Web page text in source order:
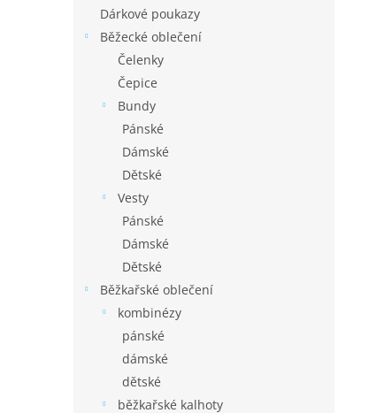
Dárkové poukazy
Běžecké oblečení
Čelenky
Čepice
Bundy
Pánské
Dámské
Dětské
Vesty
Pánské
Dámské
Dětské
Běžkařské oblečení
kombinézy
pánské
dámské
dětské
běžkařské kalhoty